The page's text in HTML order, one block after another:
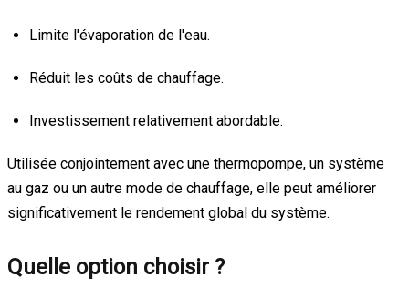
Limite l'évaporation de l'eau.
Réduit les coûts de chauffage.
Investissement relativement abordable.
Utilisée conjointement avec une thermopompe, un système
au gaz ou un autre mode de chauffage, elle peut améliorer
significativement le rendement global du système.
Quelle option choisir ?